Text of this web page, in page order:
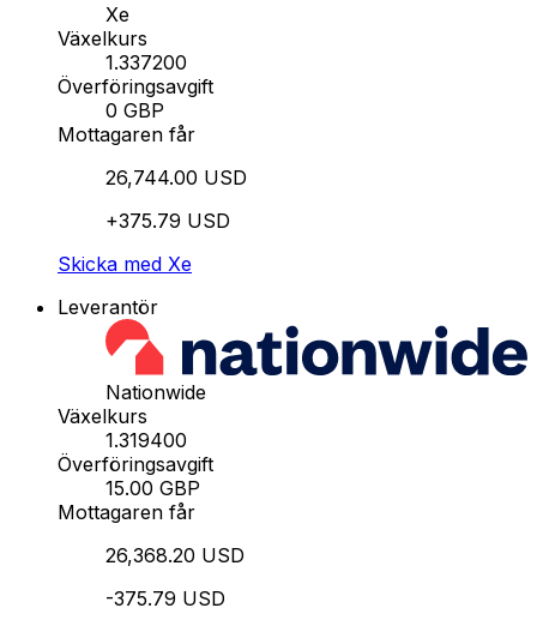
Xe
Växelkurs
1.337200
Överföringsavgift
0 GBP
Mottagaren får
26,744.00 USD
+375.79 USD
Skicka med Xe
Leverantör
Nationwide
Växelkurs
1.319400
Överföringsavgift
15.00 GBP
Mottagaren får
26,368.20 USD
-375.79 USD